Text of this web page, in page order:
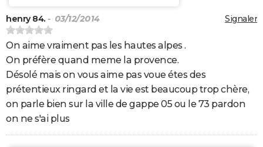
Signaler
henry 84. - 03/12/2014
On aime vraiment pas les hautes alpes .
On préfère quand meme la provence.
Désolé mais on vous aime pas voue étes des
prétentieux ringard et la vie est beaucoup trop chère,
on parle bien sur la ville de gappe 05 ou le 73 pardon
on ne s'ai plus